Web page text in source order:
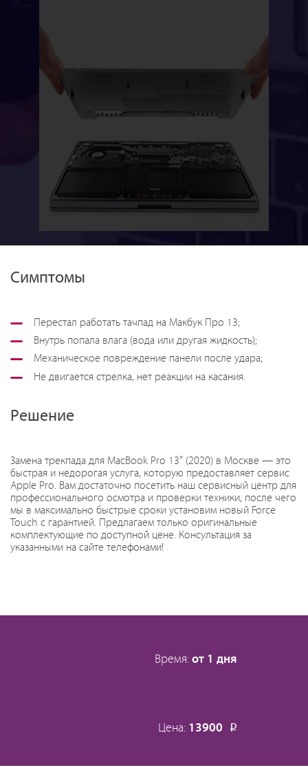
Симптомы
Перестал работать тачпад на Макбук Про 13;
Внутрь попала влага (вода или другая жидкость);
Механическое повреждение панели после удара;
Не двигается стрелка, нет реакции на касания.
Решение
Замена трекпада для MacBook Pro 13" (2020) в Москве — это
быстрая и недорогая услуга, которую предоставляет сервис
Apple Pro. Вам достаточно посетить наш сервисный центр для
профессионального осмотра и проверки техники, после чего
мы в максимально быстрые сроки установим новый Force
Touch с гарантией. Предлагаем только оригинальные
комплектующие по доступной цене. Консультация за
указанными на сайте телефонами!
Время: от 1 дня
Цена: 13900 Р